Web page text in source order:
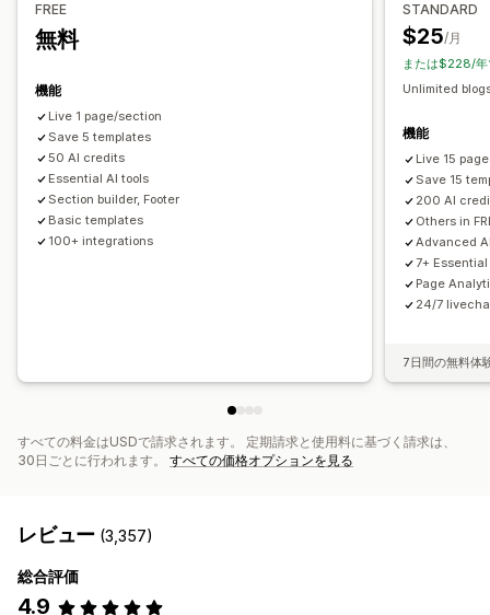
テーマセクション
編集ツール
インポートとエクスポート
ページの保存 ページの下書き
グローバルセクション
カスタムフォント
カスタムコード スニペット
SEO
モバイル対応 遅延読み込み
監査
レポート 分析 追跡
オファーとおすすめ
配送保証
よく同時購入される商品
バンドル
AIによるおすすめ
分析
A/Bテスト
クリックスルー率
おすすめ情報のパフォーマンス
ファネルのパフォーマンス
FREE
無料
機能
Live 1 page/section
Save 5 templates
50 AI credits
Essential AI tools
Section builder, Footer
Basic templates
100+ integrations
STANDARD
$25/月
または$228/
Unlimited
機能
Live 15
Save 15
200 AI
Others in
Advanced
7+
Page
24/7
7日間の無料体
すべての料金はUSDで請求されます。 定期請求と使用料に基づく請求は、
30日ごとに行われます。 すべての価格オプションを見る
レビュー (3,357)
総合評価
4.9